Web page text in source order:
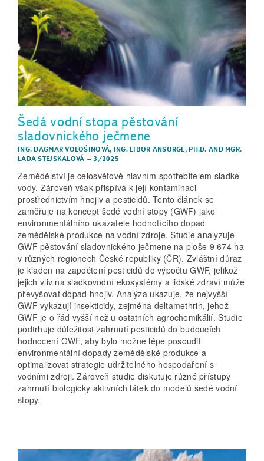
Šedá vodní stopa pěstování
sladovnického ječmene
ING. DAGMAR VOLOŠINOVÁ, ING. LIBOR ANSORGE, PH.D. AND MGR.
LADA STEJSKALOVÁ –3/2025
Zemědělství je celosvětově hlavním spotřebitelem sladké
vody. Zároveň však přispívá k její kontaminaci
prostřednictvím hnojiv a pesticidů. Tento článek se
zaměřuje na koncept šedé vodní stopy (GWF) jako
environmentálního ukazatele hodnotícího dopad
zemědělské produkce na vodní zdroje. Studie analyzuje
GWF pěstování sladovnického ječmene na ploše 9 674 ha
v různých regionech České republiky (ČR). Zvláštní důraz
je kladen na započtení pesticidů do výpočtu GWF, jelikož
jejich vliv na sladkovodní ekosystémy a lidské zdraví může
převyšovat dopad hnojiv. Analýza ukazuje, že nejvyšší
GWF vykazují insekticidy, zejména deltamethrin, jehož
GWF je o řád vyšší než u ostatních agrochemikálií. Studie
podtrhuje důležitost zahrnutí pesticidů do budoucích
hodnocení GWF, aby bylo možné lépe posoudit
environmentální dopady zemědělské produkce a
optimalizovat strategie udržitelného hospodaření s
vodními zdroji. Zároveň studie diskutuje různé přístupy
zahrnutí biologicky aktivních látek do modelů šedé vodní
stopy.